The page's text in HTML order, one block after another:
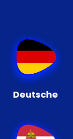
Deutsche